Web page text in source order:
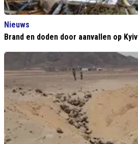
Nieuws
Brand en doden door aanvallen op Kyiv